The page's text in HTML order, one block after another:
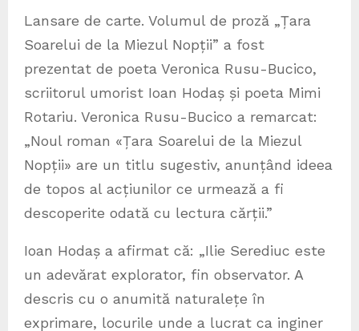
Lansare de carte. Volumul de proză „Țara
Soarelui de la Miezul Nopții” a fost
prezentat de poeta Veronica Rusu-Bucico,
scriitorul umorist Ioan Hodaș și poeta Mimi
Rotariu. Veronica Rusu-Bucico a remarcat:
„Noul roman «Țara Soarelui de la Miezul
Nopții» are un titlu sugestiv, anunțând ideea
de topos al acțiunilor ce urmează a fi
descoperite odată cu lectura cărții.”
Ioan Hodaș a afirmat că: „Ilie Serediuc este
un adevărat explorator, fin observator. A
descris cu o anumită naturalețe în
exprimare, locurile unde a lucrat ca inginer